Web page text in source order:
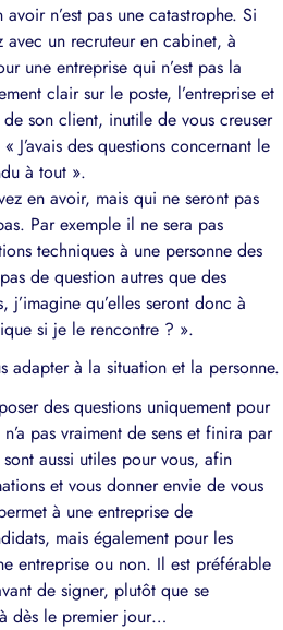
n’est pas une catastrophe. Si
avec un recruteur en cabinet, à
une entreprise qui n’est pas la
clair sur le poste, l’entreprise et
son client, inutile de vous creuser
J’avais des questions concernant le
à tout ».
en avoir, mais qui ne seront pas
Par exemple il ne sera pas
techniques à une personne des
de question autres que des
j’imagine qu’elles seront donc à
si je le rencontre ? ».
adapter à la situation et la personne.
des questions uniquement pour
pas vraiment de sens et finira par
aussi utiles pour vous, afin
et vous donner envie de vous
à une entreprise de
mais également pour les
entreprise ou non. Il est préférable
de signer, plutôt que se
dès le premier jour…